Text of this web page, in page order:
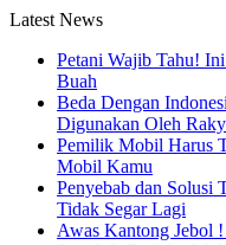
Latest News
Petani Wajib Tahu!
Buah
Beda Dengan
Digunakan Oleh
Pemilik Mobil Harus
Mobil Kamu
Penyebab dan Solusi
Tidak Segar Lagi
Awas Kantong Jebol